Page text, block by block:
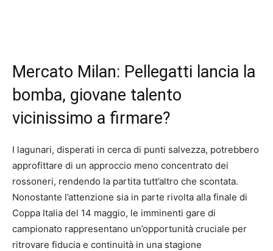
Mercato Milan: Pellegatti lancia la
bomba, giovane talento
vicinissimo a firmare?
I lagunari, disperati in cerca di punti salvezza, potrebbero
approfittare di un approccio meno concentrato dei
rossoneri, rendendo la partita tutt’altro che scontata.
Nonostante l’attenzione sia in parte rivolta alla finale di
Coppa Italia del 14 maggio, le imminenti gare di
campionato rappresentano un’opportunità cruciale per
ritrovare fiducia e continuità in una stagione